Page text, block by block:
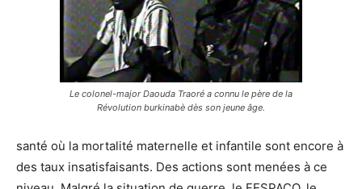
Le colonel-major Daouda Traoré a connu le père de la
Révolution burkinabè dès son jeune âge.
santé où la mortalité maternelle et infantile sont encore à
des taux insatisfaisants. Des actions sont menées à ce